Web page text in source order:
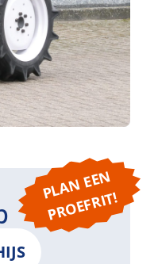
P
L
A
N
E
E
N
P
R
O
E
F
RI
T!